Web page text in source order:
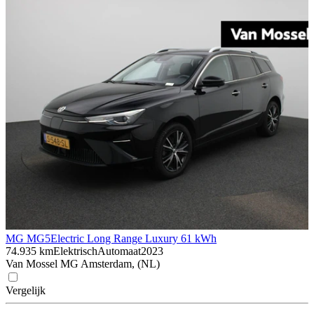
MG MG5Electric Long Range Luxury 61 kWh
74.935 kmElektrischAutomaat2023
Van Mossel MG Amsterdam, (NL)
Vergelijk